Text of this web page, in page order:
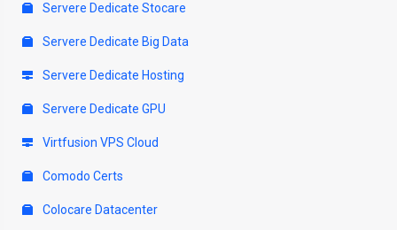
Servere Dedicate Stocare
Servere Dedicate Big Data
Servere Dedicate Hosting
Servere Dedicate GPU
Virtfusion VPS Cloud
Comodo Certs
Colocare Datacenter